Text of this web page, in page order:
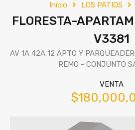
Inicio LOS PATIOS
FLORESTA-
V3381
AV 1A 42A 12 APTO Y
REMO - CONJUNTO
VENTA